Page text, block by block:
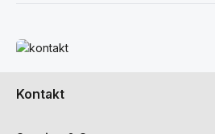
Mehr erfahren
Kontakt